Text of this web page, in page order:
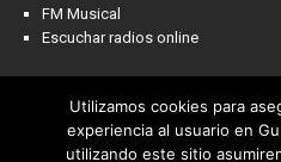
FM Musical
Escuchar radios online
NOTICIAS FRECUENCIAS
CONTACTO
Utilizamos cookies para
experiencia al usuario en
utilizando este sitio